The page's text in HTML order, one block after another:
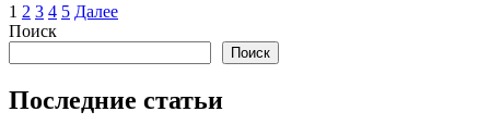
Пагинация
записей
1 2 3 4 5 Далее
Поиск
Поиск
Последние статьи